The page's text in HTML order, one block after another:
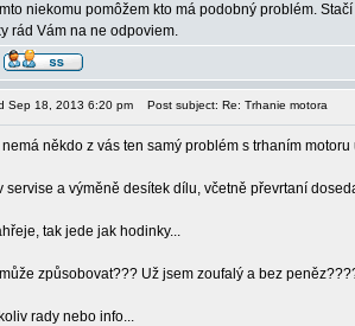
niekomu pomôžem kto má podobný problém.
rád Vám na ne odpoviem.
Sep 18, 2013 6:20 pm Post subject: Re: Trhanie motora
někdo z vás ten samý problém s trhaním
servise a výměně desítek dílu, včetně převrtaní
tak jede jak hodinky...
způsobovat??? Už jsem zoufalý a bez
rady nebo info...